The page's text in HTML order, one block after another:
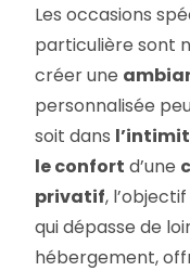
Les occasions
particulière sont
créer une
personnalisée
soit dans
le confort d’une
privatif,
qui dépasse de
hébergement,